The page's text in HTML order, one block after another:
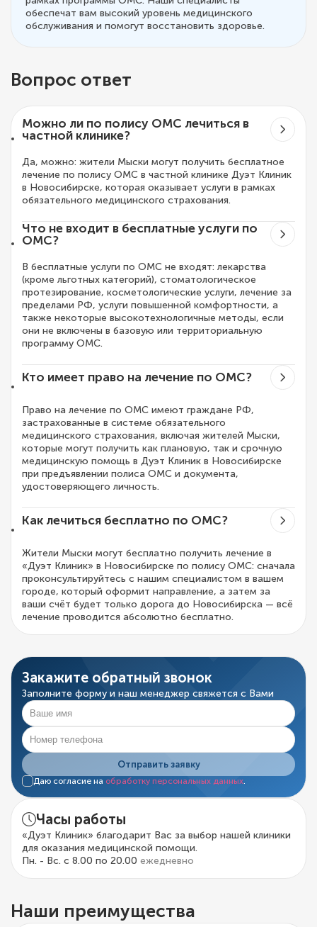
обеспечат вам высокий уровень медицинского
обслуживания и помогут восстановить здоровье.
Вопрос ответ
Можно ли по полису ОМС лечиться в
частной клинике?
Да, можно: жители Мыски могут получить бесплатное
лечение по полису ОМС в частной клинике Дуэт Клиник
в Новосибирске, которая оказывает услуги в рамках
обязательного медицинского страхования.
Что не входит в бесплатные услуги по
ОМС?
В бесплатные услуги по ОМС не входят: лекарства
(кроме льготных категорий), стоматологическое
протезирование, косметологические услуги, лечение за
пределами РФ, услуги повышенной комфортности, а
также некоторые высокотехнологичные методы, если
они не включены в базовую или территориальную
программу ОМС.
Кто имеет право на лечение по ОМС?
Право на лечение по ОМС имеют граждане РФ,
застрахованные в системе обязательного
медицинского страхования, включая жителей Мыски,
которые могут получить как плановую, так и срочную
медицинскую помощь в Дуэт Клиник в Новосибирске
при предъявлении полиса ОМС и документа,
удостоверяющего личность.
Как лечиться бесплатно по ОМС?
Жители Мыски могут бесплатно получить лечение в
«Дуэт Клиник» в Новосибирске по полису ОМС: сначала
проконсультируйтесь с нашим специалистом в вашем
городе, который оформит направление, а затем за
ваши счёт будет только дорога до Новосибирска — всё
лечение проводится абсолютно бесплатно.
Закажите обратный звонок
Заполните форму и наш менеджер свяжется с Вами
Отправить заявку
Даю согласие на обработку персональных данных.
Часы работы
«Дуэт Клиник» благодарит Вас за выбор нашей клиники
для оказания медицинской помощи.
Пн. - Вс. с 8.00 по 20.00 ежедневно
Наши преимущества